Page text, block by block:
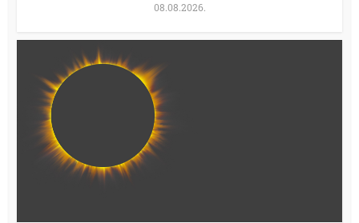
08.08.2026.